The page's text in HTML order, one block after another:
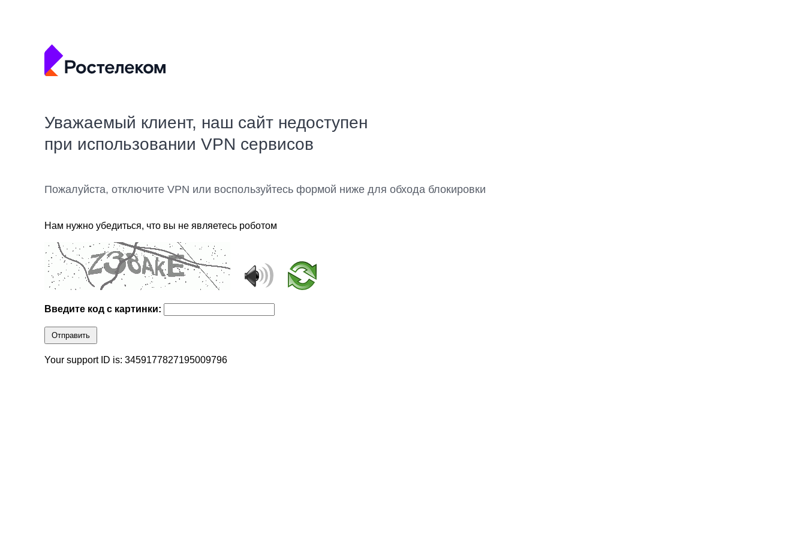
Уважаемый клиент, наш сайт недоступен
при использовании VPN сервисов
Пожалуйста, отключите VPN или воспользуйтесь формой ниже для обхода блокировки
Нам нужно убедиться, что вы не являетесь роботом
Введите код с картинки:
Отправить
Your support ID is: 3459177827195009796